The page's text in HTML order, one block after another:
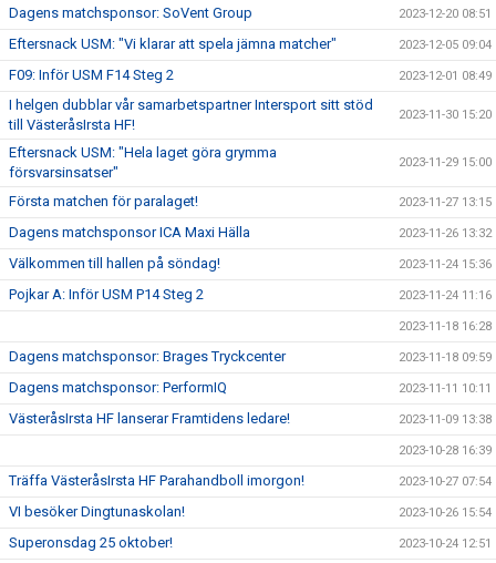
Dagens matchsponsor: SoVent Group 2023-12-20 08:51
Eftersnack USM: "Vi klarar att spela jämna matcher" 2023-12-05 09:04
F09: Inför USM F14 Steg 2 2023-12-01 08:49
I helgen dubblar vår samarbetspartner Intersport sitt stöd
till VästeråsIrsta HF!
2023-11-30 15:20
Eftersnack USM: "Hela laget göra grymma
försvarsinsatser"
2023-11-29 15:00
Första matchen för paralaget! 2023-11-27 13:15
Dagens matchsponsor ICA Maxi Hälla 2023-11-26 13:32
Välkommen till hallen på söndag! 2023-11-24 15:36
Pojkar A: Inför USM P14 Steg 2 2023-11-24 11:16
2023-11-18 16:28
Dagens matchsponsor: Brages Tryckcenter 2023-11-18 09:59
Dagens matchsponsor: PerformIQ 2023-11-11 10:11
VästeråsIrsta HF lanserar Framtidens ledare! 2023-11-09 13:38
2023-10-28 16:39
Träffa VästeråsIrsta HF Parahandboll imorgon! 2023-10-27 07:54
VI besöker Dingtunaskolan! 2023-10-26 15:54
Superonsdag 25 oktober! 2023-10-24 12:51